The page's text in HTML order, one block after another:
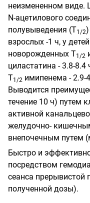
неизмененном виде.
N-ацетилового
полувыведения (Т1/2
взрослых -1 ч, у
новорожденных Т1/2
циластатина - 3.8-
Т1/2 имипенема - 2.9-
Выводится
течение 10 ч) путем
активной
желудочно-
внепочечным путем
Быстро и
посредством
сеанса прерывистой
полученной дозы).